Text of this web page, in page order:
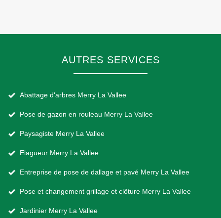
AUTRES SERVICES
Abattage d'arbres Merry La Vallee
Pose de gazon en rouleau Merry La Vallee
Paysagiste Merry La Vallee
Elagueur Merry La Vallee
Entreprise de pose de dallage et pavé Merry La Vallee
Pose et changement grillage et clôture Merry La Vallee
Jardinier Merry La Vallee